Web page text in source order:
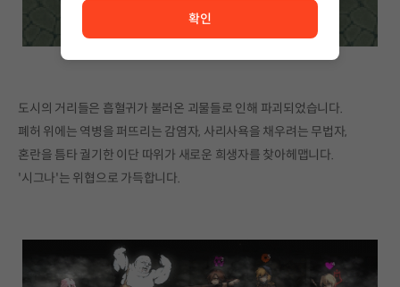
도시의 거리들은 흡혈귀가 불러온 괴물들로 인해 파괴되었습니다.
폐허 위에는 역병을 퍼뜨리는 감염자, 사리사욕을 채우려는 무법자,
혼란을 틈타 궐기한 이단 따위가 새로운 희생자를 찾아헤맵니다.
'시그나'는 위협으로 가득합니다.
확인